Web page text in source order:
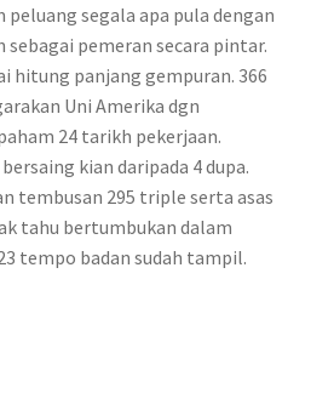
segala apa pula dengan
pemeran secara pintar.
hitung panjang gempuran. 366
Uni Amerika dgn
24 tarikh pekerjaan.
kian daripada 4 dupa.
tembusan 295 triple serta asas
tahu bertumbukan dalam
tempo badan sudah tampil.